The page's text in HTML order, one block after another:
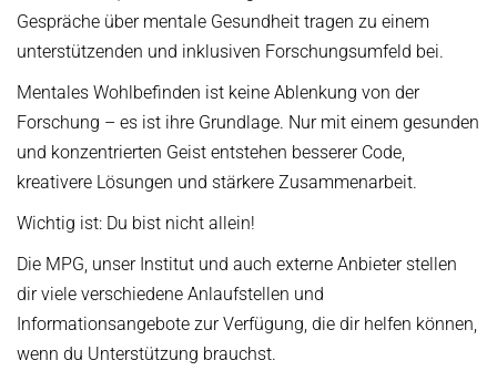
OMBUDSMANN FÜR GUTE WISSENSCHAFTLICHE PRAXIS UND
PROMOTIONSANGELEGENHEITEN
BETRIEBSARZT
Kuratorium
25 Jahre MPI-INF
30 Jahre MPI-INF
Gespräche über mentale Gesundheit tragen zu einem
unterstützenden und inklusiven Forschungsumfeld bei.
Mentales Wohlbefinden ist keine Ablenkung von der
Forschung – es ist ihre Grundlage. Nur mit einem gesunden
und konzentrierten Geist entstehen besserer Code,
kreativere Lösungen und stärkere Zusammenarbeit.
Wichtig ist: Du bist nicht allein!
Die MPG, unser Institut und auch externe Anbieter stellen
dir viele verschiedene Anlaufstellen und
Informationsangebote zur Verfügung, die dir helfen können,
wenn du Unterstützung brauchst.